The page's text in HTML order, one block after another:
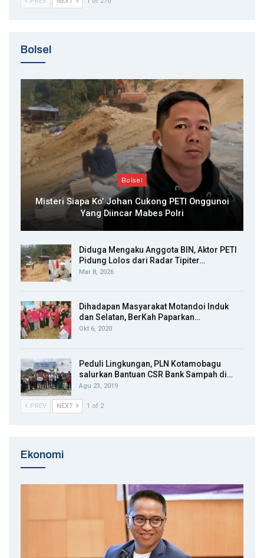
Bolsel
Bolsel
Misteri Siapa Ko’ Johan Cukong PETI Onggunoi
Yang Diincar Mabes Polri
Diduga Mengaku Anggota BIN, Aktor PETI
Pidung Lolos dari Radar Tipiter…
Mar 8, 2026
Dihadapan Masyarakat Motandoi Induk
dan Selatan, BerKah Paparkan…
Okt 6, 2020
Peduli Lingkungan, PLN Kotamobagu
salurkan Bantuan CSR Bank Sampah di…
Agu 23, 2019
PREV NEXT 1 of 2
Ekonomi